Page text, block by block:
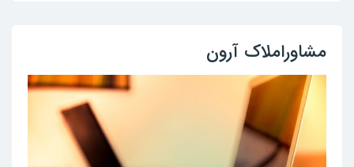
مشاوراملاک آرون